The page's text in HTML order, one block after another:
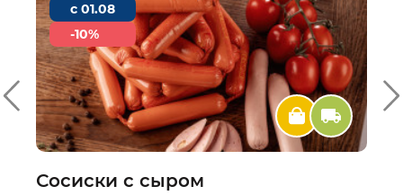
c 01.08
-10%
Сосиски с сыром